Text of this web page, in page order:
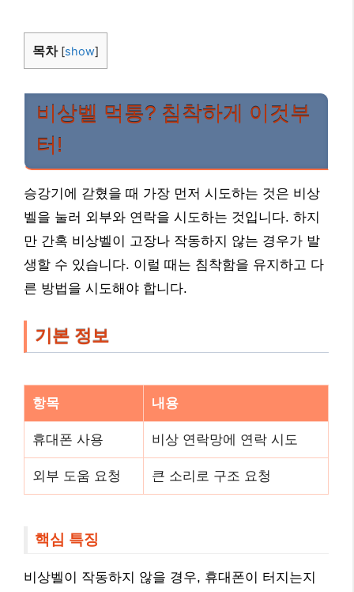
목차 [show]
비상벨 먹통? 침착하게 이것부
터!
승강기에 갇혔을 때 가장 먼저 시도하는 것은 비상
벨을 눌러 외부와 연락을 시도하는 것입니다. 하지
만 간혹 비상벨이 고장나 작동하지 않는 경우가 발
생할 수 있습니다. 이럴 때는 침착함을 유지하고 다
른 방법을 시도해야 합니다.
기본 정보
항목 내용
휴대폰 사용 비상 연락망에 연락 시도
외부 도움 요청 큰 소리로 구조 요청
핵심 특징
비상벨이 작동하지 않을 경우, 휴대폰이 터지는지